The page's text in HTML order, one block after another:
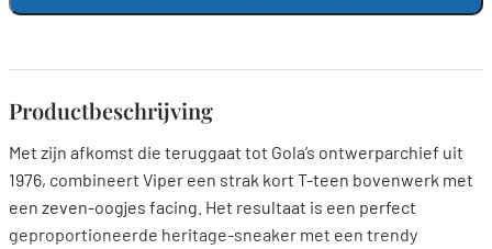
Productbeschrijving
Met zijn afkomst die teruggaat tot Gola’s ontwerparchief uit
1976, combineert Viper een strak kort T-teen bovenwerk met
een zeven-oogjes facing. Het resultaat is een perfect
geproportioneerde heritage-sneaker met een trendy